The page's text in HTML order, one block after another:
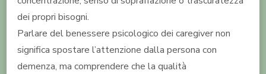
dei propri bisogni.
Parlare del benessere psicologico dei caregiver non
significa spostare l’attenzione dalla persona con
demenza, ma comprendere che la qualità